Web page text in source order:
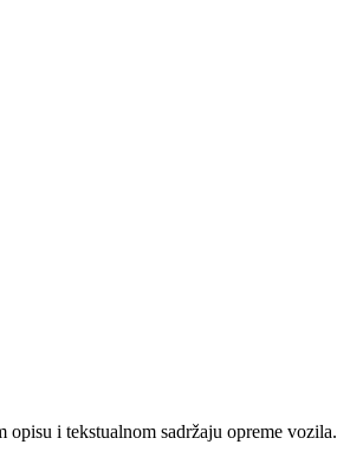
i tekstualnom sadržaju opreme vozila.